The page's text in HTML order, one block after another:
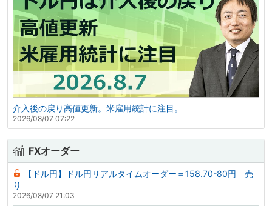
介入後の戻り高値更新。米雇用統計に注目。
2026/08/07 07:22
FXオーダー
【ドル円】ドル円リアルタイムオーダー＝158.70-80円 売
り
2026/08/07 21:03